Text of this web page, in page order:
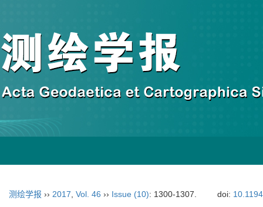
测绘学报 ›› 2017 Vol. 46 ›› Issue (10): 1300-1307. doi: